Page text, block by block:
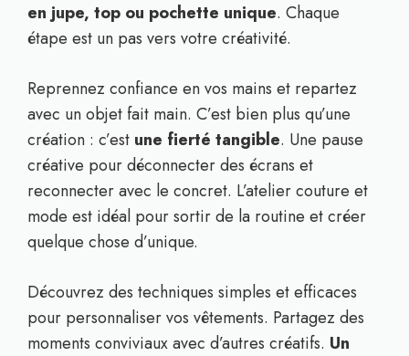
en jupe, top ou pochette unique. Chaque
étape est un pas vers votre créativité.
Reprennez confiance en vos mains et repartez
avec un objet fait main. C’est bien plus qu’une
création : c’est une fierté tangible. Une pause
créative pour déconnecter des écrans et
reconnecter avec le concret. L’atelier couture et
mode est idéal pour sortir de la routine et créer
quelque chose d’unique.
Découvrez des techniques simples et efficaces
pour personnaliser vos vêtements. Partagez des
moments conviviaux avec d’autres créatifs. Un